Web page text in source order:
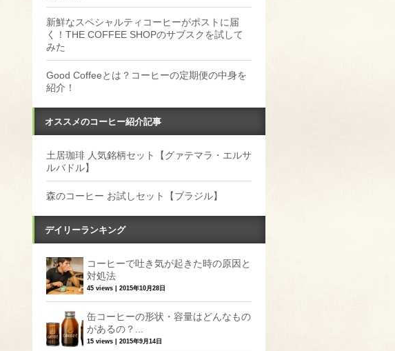
新鮮なスペシャルティコーヒーがポストに届
く！THE COFFEE SHOPのサブスクを試して
みた
Good Coffeeとは？コーヒーの定期便の中身を
紹介！
オススメのコーヒー紹介記事
土居珈琲 人気銘柄セット【グァテマラ・エルサ
ルバドル】
森のコーヒー お試しセット【ブラジル】
デイリーランキング
コーヒーで吐き気が起きた時の原因と
対処法
45 views 2015年10月28日
缶コーヒーの形状・容量はどんなもの
があるの？...
15 views 2015年9月14日